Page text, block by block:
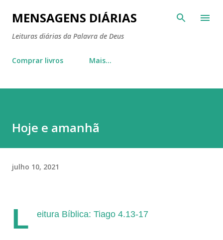
Pular para o conteúdo principal
MENSAGENS DIÁRIAS
Leituras diárias da Palavra de Deus
Comprar livros Mais…
Hoje e amanhã
julho 10, 2021
L eitura Bíblica: Tiago 4.13-17